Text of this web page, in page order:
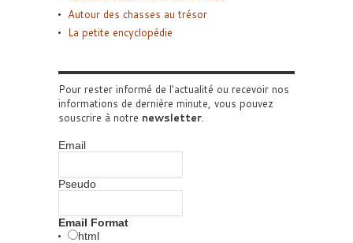
Autour des chasses au trésor
La petite encyclopédie
Pour rester informé de l'actualité ou recevoir nos
informations de dernière minute, vous pouvez
souscrire à notre newsletter.
Email
Pseudo
Email Format
html